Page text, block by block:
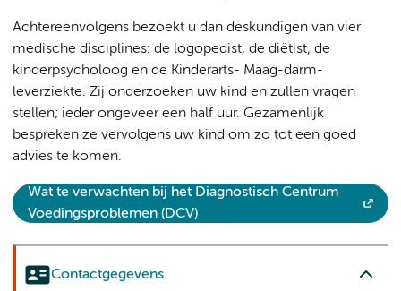
Achtereenvolgens bezoekt u dan deskundigen van vier
medische disciplines: de logopedist, de diëtist, de
kinderpsycholoog en de Kinderarts- Maag-darm-
leverziekte. Zij onderzoeken uw kind en zullen vragen
stellen; ieder ongeveer een half uur. Gezamenlijk
bespreken ze vervolgens uw kind om zo tot een goed
advies te komen.
Wat te verwachten bij het Diagnostisch Centrum
Voedingsproblemen (DCV)
Contactgegevens